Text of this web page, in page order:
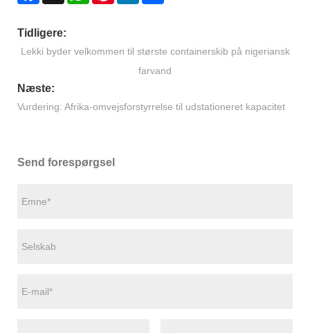
Tidligere:
Lekki byder velkommen til største containerskib på nigeriansk
farvand
Næste:
Vurdering: Afrika-omvejsforstyrrelse til udstationeret kapacitet
Send forespørgsel